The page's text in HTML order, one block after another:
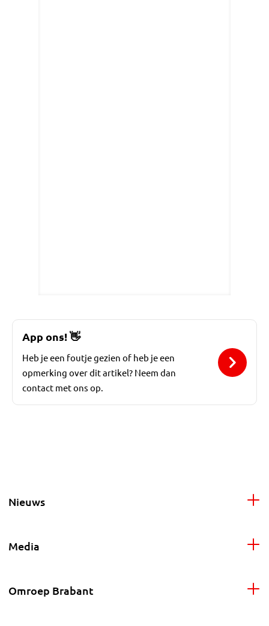
App ons!👋
Heb je een foutje gezien of heb je een
opmerking over dit artikel? Neem dan
contact met ons op.
Nieuws
Media
Omroep Brabant